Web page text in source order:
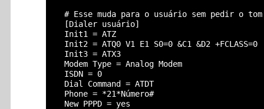
# Esse muda para o usuário sem pedir o
  [Dialer usuário]
  Init1 = ATZ
  Init2 = ATQ0 V1 E1 S0=0 &C1 &D2 +FCLASS=0
  Init3 = ATX3
  Modem Type = Analog Modem
  ISDN = 0
  Dial Command = ATDT
  Phone = *21*Número#
  New PPPD = yes